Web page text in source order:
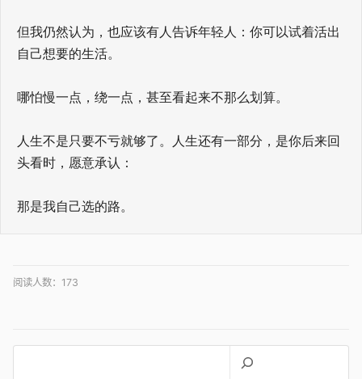
但我仍然认为，也应该有人告诉年轻人：你可以试着活出
自己想要的生活。
哪怕慢一点，绕一点，甚至看起来不那么划算。
人生不是只要不亏就够了。人生还有一部分，是你后来回
头看时，愿意承认：
那是我自己选的路。
阅读人数： 173